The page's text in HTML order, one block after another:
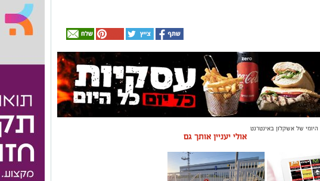
של אשקלון באינטרנט
אולי יעניין אותך גם